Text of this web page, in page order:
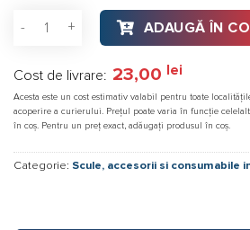
Cantitate Butelie gaz cu valva 7/16
ADAUGĂ ÎN
Cost de livrare: 23,00 lei
Acesta este un cost estimativ valabil pentru toate
acoperire a curierului. Prețul poate varia în funcție
în coș. Pentru un preț exact, adăugați produsul în coș.
Categorie: Scule, accesorii si consumabile